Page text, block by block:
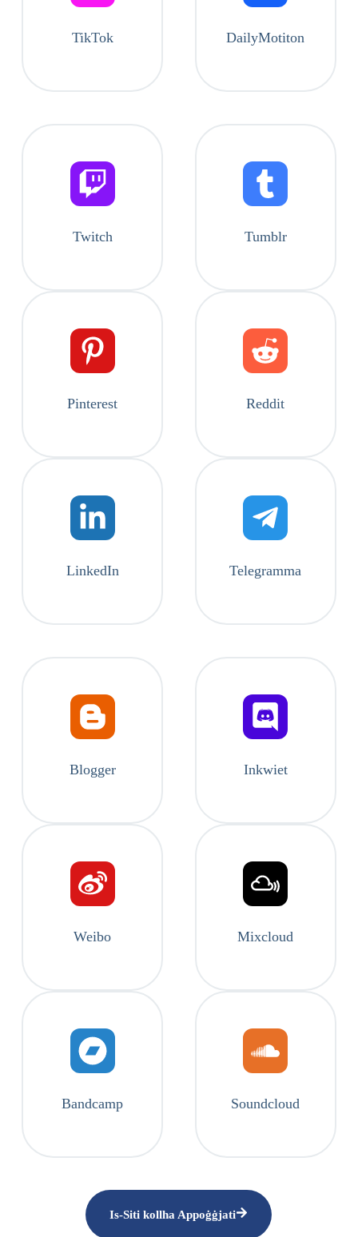
TikTok DailyMotiton
Twitch Tumblr
Pinterest Reddit
LinkedIn Telegramma
Blogger Inkwiet
Weibo Mixcloud
Bandcamp Soundcloud
Is-Siti kollha Appoġġjati